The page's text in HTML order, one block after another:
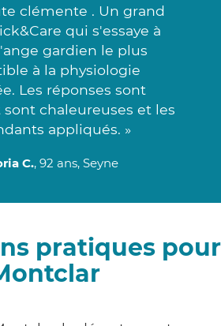
clémente . Un grand
qui s'essaye à
gardien le plus
à la physiologie
Les réponses sont
sont chaleureuses et les
appliqués. »
C., 92 ans, Seyne
pratiques pour